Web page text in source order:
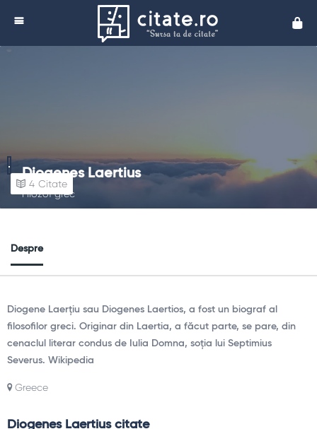
Diogenes Laertius
Filozof grec
4 Citate
Despre
Diogene Laerțiu sau Diogenes Laertios, a fost un biograf al
filosofilor greci. Originar din Laertia, a făcut parte, se pare, din
cenaclul literar condus de Iulia Domna, soția lui Septimius
Severus. Wikipedia
Greece
Diogenes Laertius citate